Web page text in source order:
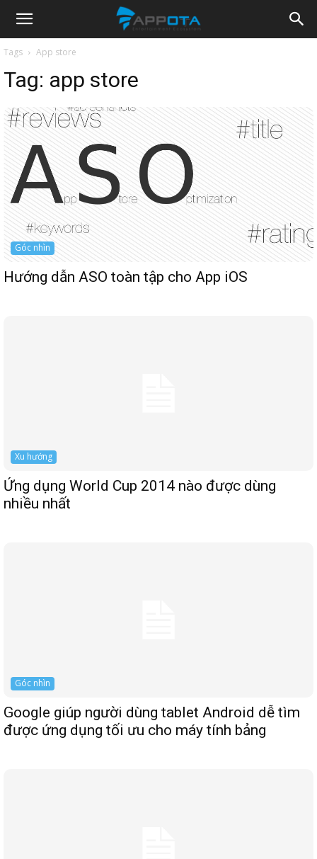
Appota
News
Tags App store
Tag: app store
Góc nhìn
Hướng dẫn ASO toàn tập cho App iOS
Xu hướng
Ứng dụng World Cup 2014 nào được dùng
nhiều nhất
Góc nhìn
Google giúp người dùng tablet Android dễ tìm
được ứng dụng tối ưu cho máy tính bảng